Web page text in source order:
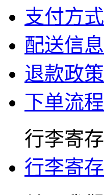
支付方式
配送信息
退款政策
下单流程
行李寄存
行李寄存